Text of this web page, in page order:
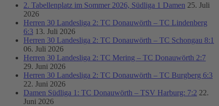
2. Tabellenplatz im Sommer 2026, Südliga 1 Damen 25. Juli
2026
Herren 30 Landesliga 2: TC Donauwörth – TC Lindenberg
6:3 13. Juli 2026
Herren 30 Landesliga 2: TC Donauwörth – TC Schongau 8:1
06. Juli 2026
Herren 30 Landesliga 2: TC Mering – TC Donauwörth 2:7
29. Juni 2026
Herren 30 Landesliga 2: TC Donauwörth – TC Burgberg 6:3
22. Juni 2026
Damen Südliga 1: TC Donauwörth – TSV Harburg: 7:2 22.
Juni 2026